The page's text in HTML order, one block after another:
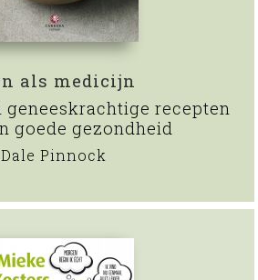
als medicijn
geneeskrachtige recepten
goede gezondheid
Dale Pinnock